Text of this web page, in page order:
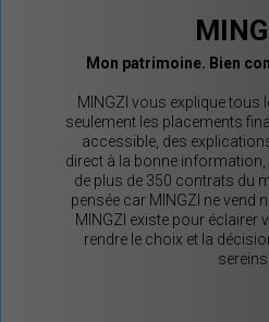
Mon patrimoine. Bien
MINGZI vous explique tous
seulement les placements
accessible, des
direct à la bonne
de plus de 350 contrats du
pensée car MINGZI ne vend
MINGZI existe pour éclairer
rendre le choix et la
sereins.